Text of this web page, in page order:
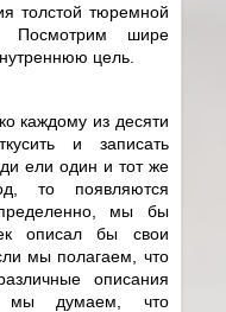
толстой тюремной
Посмотрим шире
цель.
каждому из десяти
и записать
ели один и тот же
то появляются
мы бы
описал бы свои
мы полагаем, что
описания
мы думаем, что